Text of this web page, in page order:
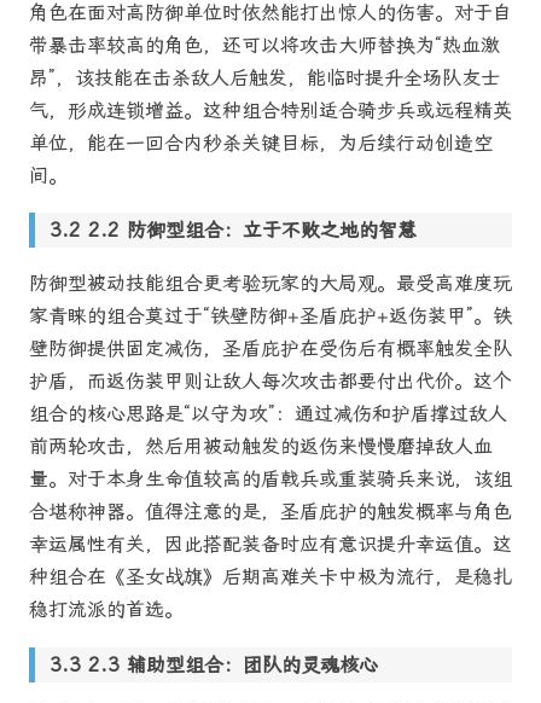
角色在面对高防御单位时依然能打出惊人的伤害。对于自
带暴击率较高的角色，还可以将攻击大师替换为“热血激
昂”，该技能在击杀敌人后触发，能临时提升全场队友士
气，形成连锁增益。这种组合特别适合骑步兵或远程精英
单位，能在一回合内秒杀关键目标，为后续行动创造空
间。
2.2 防御型组合：立于不败之地的智慧
防御型被动技能组合更考验玩家的大局观。最受高难度玩
家青睐的组合莫过于“铁壁防御+圣盾庇护+返伤装甲”。铁
壁防御提供固定减伤，圣盾庇护在受伤后有概率触发全队
护盾，而返伤装甲则让敌人每次攻击都要付出代价。这个
组合的核心思路是“以守为攻”：通过减伤和护盾撑过敌人
前两轮攻击，然后用被动触发的返伤来慢慢磨掉敌人血
量。对于本身生命值较高的盾戟兵或重装骑兵来说，该组
合堪称神器。值得注意的是，圣盾庇护的触发概率与角色
幸运属性有关，因此搭配装备时应有意识提升幸运值。这
种组合在《圣女战旗》后期高难关卡中极为流行，是稳扎
稳打流派的首选。
2.3 辅助型组合：团队的灵魂核心